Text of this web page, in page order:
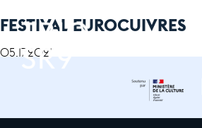
FESTIVAL EUROCUIVRES
05.17.2021